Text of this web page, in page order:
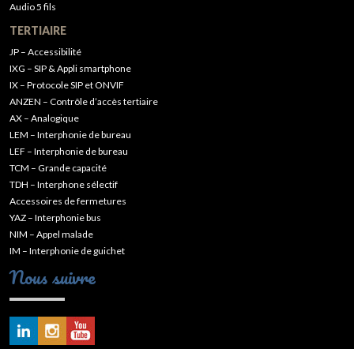
Audio 5 fils
TERTIAIRE
JP – Accessibilité
IXG – SIP & Appli smartphone
IX – Protocole SIP et ONVIF
ANZEN – Contrôle d’accès tertiaire
AX – Analogique
LEM – Interphonie de bureau
LEF – Interphonie de bureau
TCM – Grande capacité
TDH – Interphone sélectif
Accessoires de fermetures
YAZ – Interphonie bus
NIM – Appel malade
IM – Interphonie de guichet
Nous suivre